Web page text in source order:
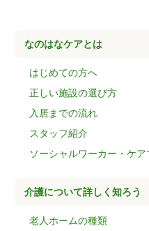
なのはなケアとは
はじめての方へ
正しい施設の選び方
入居までの流れ
スタッフ紹介
ソーシャルワーカー・ケ
介護について詳しく知ろう
老人ホームの種類